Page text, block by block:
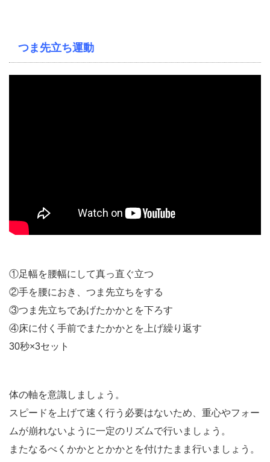
つま先立ち運動
①足幅を腰幅にして真っ直ぐ立つ
②手を腰におき、つま先立ちをする
③つま先立ちであげたかかとを下ろす
④床に付く手前でまたかかとを上げ繰り返す
30秒×3セット
体の軸を意識しましょう。
スピードを上げて速く行う必要はないため、重心やフォー
ムが崩れないように一定のリズムで行いましょう。
またなるべくかかととかかとを付けたまま行いましょう。